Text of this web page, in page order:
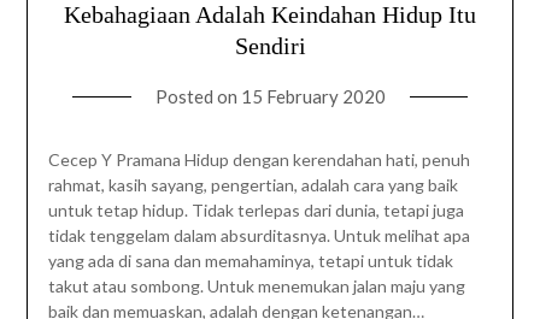
Kebahagiaan Adalah Keindahan Hidup Itu
Sendiri
Posted on 15 February 2020
Cecep Y Pramana Hidup dengan kerendahan hati, penuh
rahmat, kasih sayang, pengertian, adalah cara yang baik
untuk tetap hidup. Tidak terlepas dari dunia, tetapi juga
tidak tenggelam dalam absurditasnya. Untuk melihat apa
yang ada di sana dan memahaminya, tetapi untuk tidak
takut atau sombong. Untuk menemukan jalan maju yang
baik dan memuaskan, adalah dengan ketenangan…